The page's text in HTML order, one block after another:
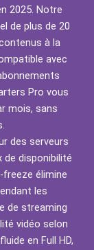
2025. Notre
de plus de 20
à la
avec
Pro vous
mois, sans
des serveurs
disponibilité
élimine
les
de streaming
vidéo selon
en Full HD,